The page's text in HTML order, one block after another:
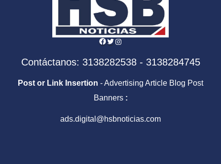
Facebook
Twitter
Instagram
Contáctanos: 3138282538 - 3138284745
Post or Link Insertion - Advertising Article Blog Post
Banners :
ads.digital@hsbnoticias.com